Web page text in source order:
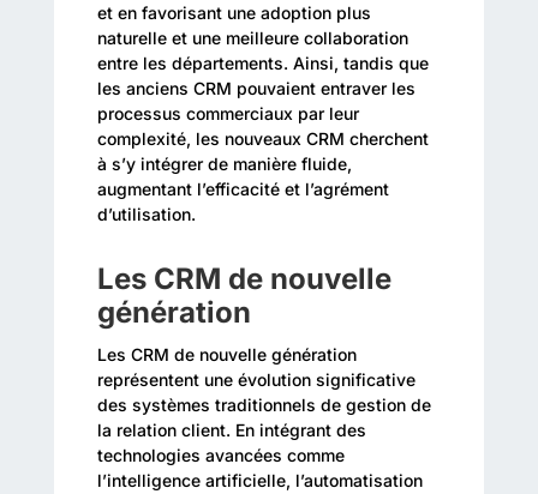
et en favorisant une adoption plus
naturelle et une meilleure collaboration
entre les départements. Ainsi, tandis que
les anciens CRM pouvaient entraver les
processus commerciaux par leur
complexité, les nouveaux CRM cherchent
à s’y intégrer de manière fluide,
augmentant l’efficacité et l’agrément
d’utilisation.
Les CRM de nouvelle
génération
Les CRM de nouvelle génération
représentent une évolution significative
des systèmes traditionnels de gestion de
la relation client. En intégrant des
technologies avancées comme
l’intelligence artificielle, l’automatisation